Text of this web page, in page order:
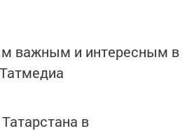
важным и интересным в
Татмедиа
в